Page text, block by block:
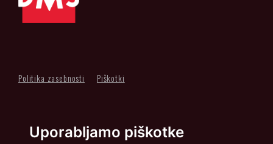
Uporabljamo piškotke
Politika zasebnosti Piškotki
Društvo za marketing Slovenije - DMS | Dimičeva ulica 13 |